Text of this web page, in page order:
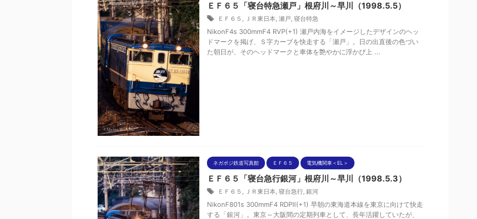
ＥＦ６５「寝台特急瀬戸」根府川～早川（1998.5.5）
ＥＦ６５ , ＪＲ東日本, 瀬戸, 寝台特急
NikonF4s 300mmF4 RVP(+1) 瀬戸内海をイメージしたデザインのヘッ
ドマークを掲げ、Ｓ字カーブを快走する「瀬戸」。日の出直後の色づい
た朝日が、そのヘッドマークと車体を艶やかに浮かび上 ...
ネガポジ鉄道写真館 ＥＦ６５ 電気機関車＜EL＞
ＥＦ６５「寝台急行銀河」根府川～早川（1998.5.3）
ＥＦ６５ , ＪＲ東日本, 寝台急行, 銀河
NikonF801s 300mmF4 RDPⅡ(+1) 早朝の東海道本線を東京に向けて快走
する「銀河」。東京～大阪間の定期列車として、長年活躍していたが、